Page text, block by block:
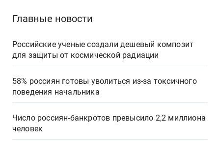
Главные новости
Российские ученые создали дешевый композит
для защиты от космической радиации
58% россиян готовы уволиться из-за токсичного
поведения начальника
Число россиян-банкротов превысило 2,2 миллиона
человек